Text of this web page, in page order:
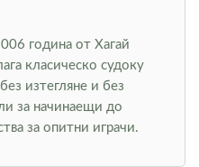
година от Хагай
класическо судоку
изтегляне и без
за начинаещи до
за опитни играчи.